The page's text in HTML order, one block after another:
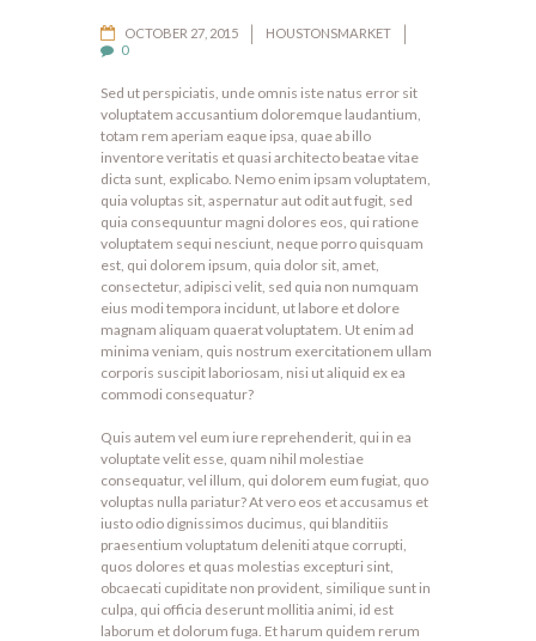
OCTOBER 27, 2015
HOUSTONSMARKET
0
Sed ut perspiciatis, unde omnis iste natus error sit
voluptatem accusantium doloremque laudantium,
totam rem aperiam eaque ipsa, quae ab illo
inventore veritatis et quasi architecto beatae vitae
dicta sunt, explicabo. Nemo enim ipsam voluptatem,
quia voluptas sit, aspernatur aut odit aut fugit, sed
quia consequuntur magni dolores eos, qui ratione
voluptatem sequi nesciunt, neque porro quisquam
est, qui dolorem ipsum, quia dolor sit, amet,
consectetur, adipisci velit, sed quia non numquam
eius modi tempora incidunt, ut labore et dolore
magnam aliquam quaerat voluptatem. Ut enim ad
minima veniam, quis nostrum exercitationem ullam
corporis suscipit laboriosam, nisi ut aliquid ex ea
commodi consequatur?
Quis autem vel eum iure reprehenderit, qui in ea
voluptate velit esse, quam nihil molestiae
consequatur, vel illum, qui dolorem eum fugiat, quo
voluptas nulla pariatur? At vero eos et accusamus et
iusto odio dignissimos ducimus, qui blanditiis
praesentium voluptatum deleniti atque corrupti,
quos dolores et quas molestias excepturi sint,
obcaecati cupiditate non provident, similique sunt in
culpa, qui officia deserunt mollitia animi, id est
laborum et dolorum fuga. Et harum quidem rerum